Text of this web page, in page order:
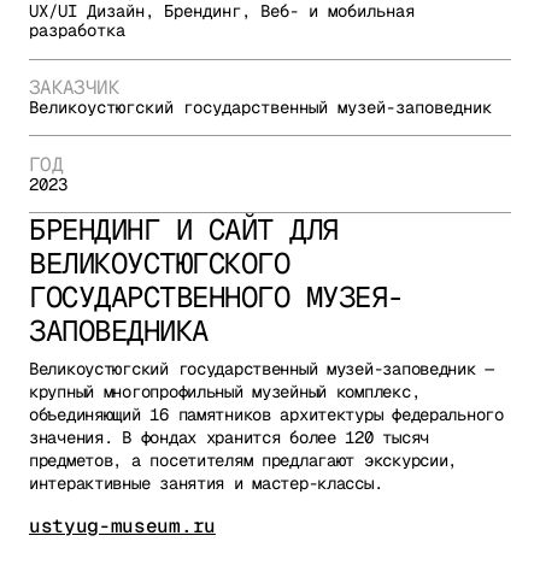
UX/UI Дизайн, Брендинг, Веб- и мобильная
разработка
ЗАКАЗЧИК
Великоустюгский государственный музей-заповедник
ГОД
2023
БРЕНДИНГ И САЙТ ДЛЯ
ВЕЛИКОУСТЮГСКОГО
ГОСУДАРСТВЕННОГО МУЗЕЯ-
ЗАПОВЕДНИКА
Великоустюгский государственный музей-заповедник —
крупный многопрофильный музейный комплекс,
объединяющий 16 памятников архитектуры федерального
значения. В фондах хранится более 120 тысяч
предметов, а посетителям предлагают экскурсии,
интерактивные занятия и мастер-классы.
ustyug-museum.ru